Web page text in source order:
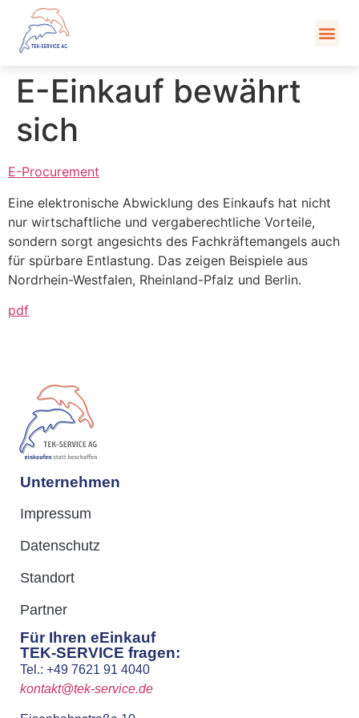
E-Einkauf bewährt
sich
E-Procurement
Eine elektronische Abwicklung des Einkaufs hat nicht
nur wirtschaftliche und vergaberechtliche Vorteile,
sondern sorgt angesichts des Fachkräftemangels auch
für spürbare Entlastung. Das zeigen Beispiele aus
Nordrhein-Westfalen, Rheinland-Pfalz und Berlin.
pdf
Unternehmen
Impressum
Datenschutz
Standort
Partner
Für Ihren eEinkauf
TEK-SERVICE fragen:
Tel.: +49 7621 91 4040
kontakt@tek-service.de